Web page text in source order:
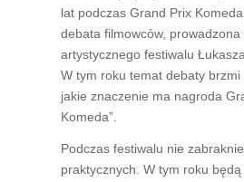
lat podczas Grand Prix
debata filmowców,
artystycznego festiwalu
W tym roku temat debaty brzmi
jakie znaczenie ma nagroda
Komeda”.
Podczas festiwalu nie zabraknie
praktycznych. W tym roku